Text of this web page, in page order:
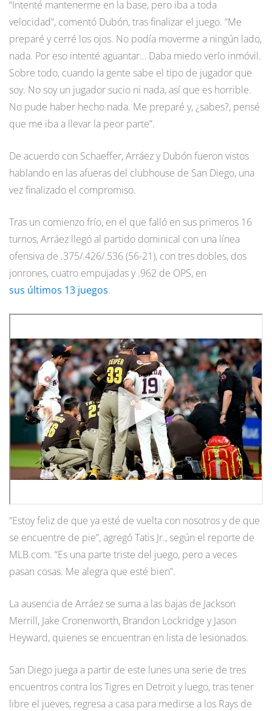
“Intenté mantenerme en la base, pero iba a toda
velocidad”, comentó Dubón, tras finalizar el juego. “Me
preparé y cerré los ojos. No podía moverme a ningún lado,
nada. Por eso intenté aguantar… Daba miedo verlo inmóvil.
Sobre todo, cuando la gente sabe el tipo de jugador que
soy. No soy un jugador sucio ni nada, así que es horrible.
No pude haber hecho nada. Me preparé y, ¿sabes?, pensé
que me iba a llevar la peor parte”.
De acuerdo con Schaeffer, Arráez y Dubón fueron vistos
hablando en las afueras del clubhouse de San Diego, una
vez finalizado el compromiso.
Tras un comienzo frío, en el que falló en sus primeros 16
turnos, Arráez llegó al partido dominical con una línea
ofensiva de .375/.426/.536 (56-21), con tres dobles, dos
jonrones, cuatro empujadas y .962 de OPS, en
sus últimos 13 juegos.
“Estoy feliz de que ya esté de vuelta con nosotros y de que
se encuentre de pie”, agregó Tatis Jr., según el reporte de
MLB.com. “Es una parte triste del juego, pero a veces
pasan cosas. Me alegra que esté bien”.
La ausencia de Arráez se suma a las bajas de Jackson
Merrill, Jake Cronenworth, Brandon Lockridge y Jason
Heyward, quienes se encuentran en lista de lesionados.
San Diego juega a partir de este lunes una serie de tres
encuentros contra los Tigres en Detroit y luego, tras tener
libre el jueves, regresa a casa para medirse a los Rays de